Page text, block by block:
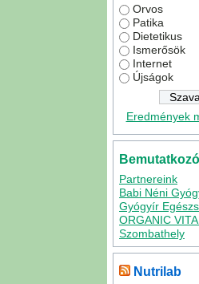
Orvos
Patika
Dietetikus
Ismerősök
Internet
Újságok
Eredmények
Partnereink
Babi Néni
Gyógyír
ORGANIC
Szombathely
Nutrilab